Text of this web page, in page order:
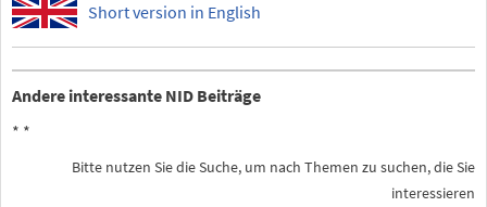
Short version in English
Andere interessante NID Beiträge
* *
Bitte nutzen Sie die Suche, um nach Themen zu suchen, die Sie
interessieren